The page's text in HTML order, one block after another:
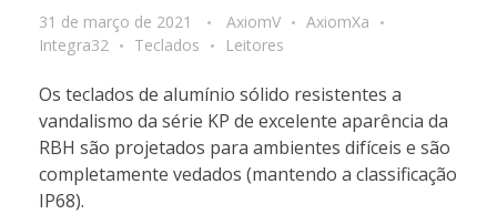
31 de março de 2021 AxiomV
AxiomXa
Integra32
Teclados Leitores
Os teclados de alumínio sólido resistentes a
vandalismo da série KP de excelente aparência da
RBH são projetados para ambientes difíceis e são
completamente vedados (mantendo a classificação
IP68).